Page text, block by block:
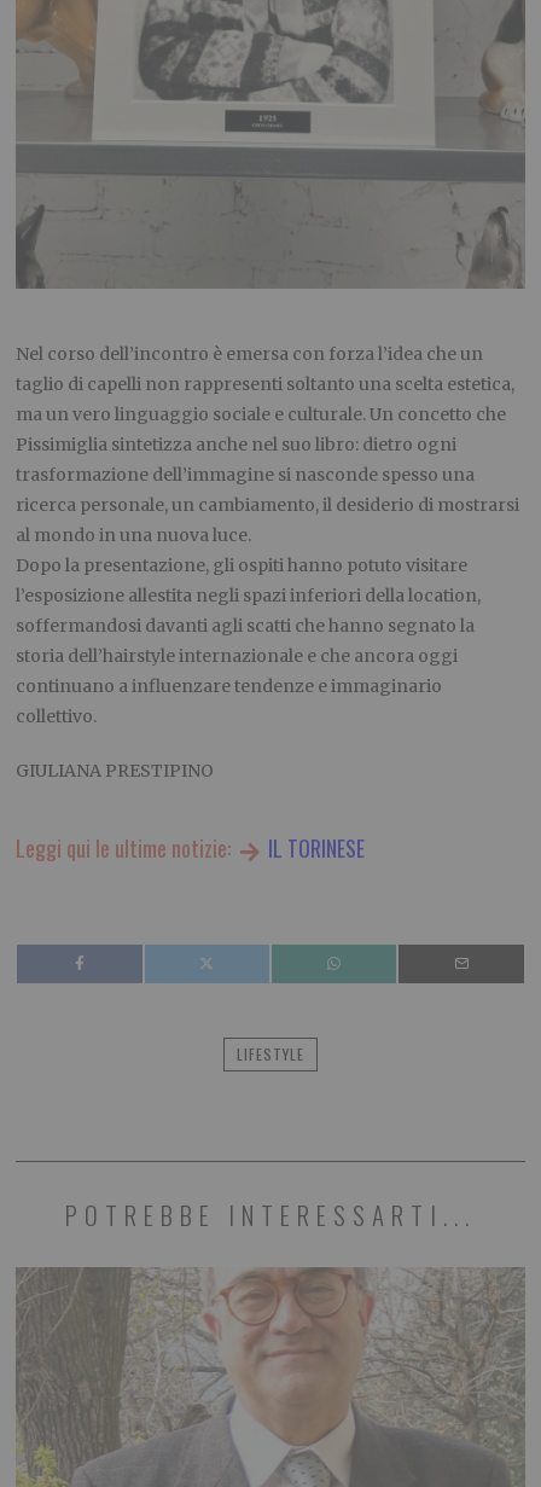
Nel corso dell’incontro è emersa con forza l’idea che un
taglio di capelli non rappresenti soltanto una scelta estetica,
ma un vero linguaggio sociale e culturale. Un concetto che
Pissimiglia sintetizza anche nel suo libro: dietro ogni
trasformazione dell’immagine si nasconde spesso una
ricerca personale, un cambiamento, il desiderio di mostrarsi
al mondo in una nuova luce.
Dopo la presentazione, gli ospiti hanno potuto visitare
l’esposizione allestita negli spazi inferiori della location,
soffermandosi davanti agli scatti che hanno segnato la
storia dell’hairstyle internazionale e che ancora oggi
continuano a influenzare tendenze e immaginario
collettivo.
GIULIANA PRESTIPINO
Leggi qui le ultime notizie: IL TORINESE
LIFESTYLE
POTREBBE INTERESSARTI...